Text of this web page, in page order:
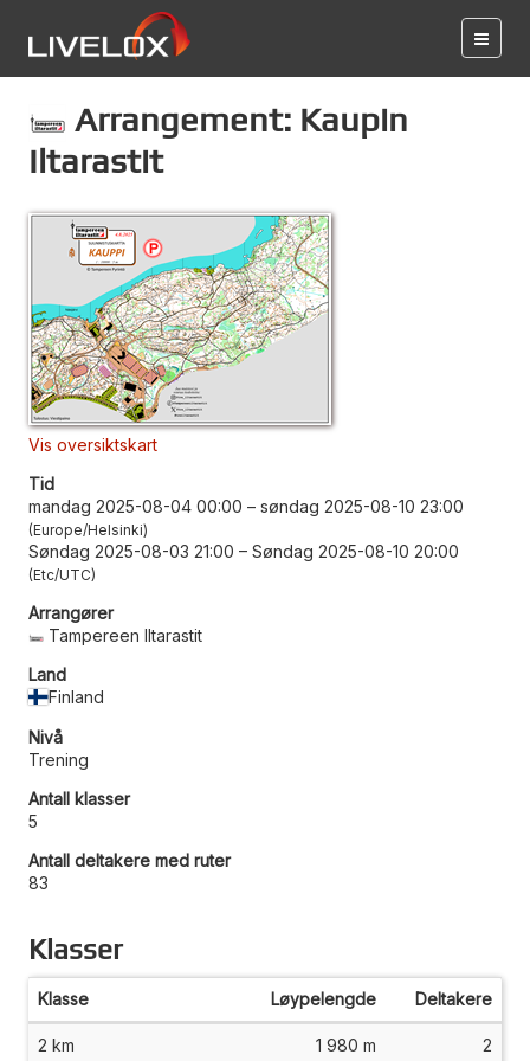
Arrangement: Kaupin
Iltarastit
Vis oversiktskart
Tid
mandag 2025-08-04 00:00 – søndag 2025-08-10 23:00
Europe/Helsinki
Søndag 2025-08-03 21:00 – Søndag 2025-08-10 20:00
Etc/UTC
Arrangører
Tampereen Iltarastit
Land
Finland
Nivå
Trening
Antall klasser
5
Antall deltakere med ruter
83
Klasser
Klasse Løypelengde Deltakere
2 km 1 980 m 2